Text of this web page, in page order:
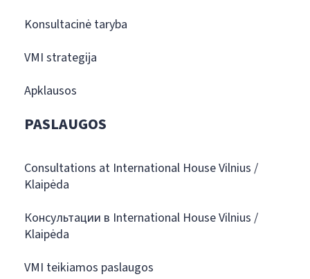
Konsultacinė taryba
VMI strategija
Apklausos
PASLAUGOS
Consultations at International House Vilnius /
Klaipėda
Консультации в International House Vilnius /
Klaipėda
VMI teikiamos paslaugos